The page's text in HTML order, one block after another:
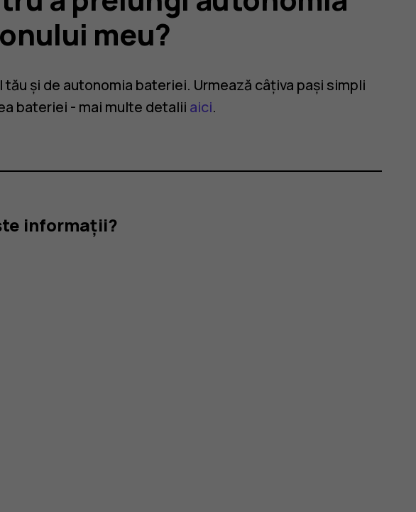
meu?
și de autonomia bateriei. Urmează câțiva pași simpli
bateriei - mai multe detalii aici.
informații?